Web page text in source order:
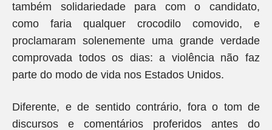
também solidariedade para com o candidato,
como faria qualquer crocodilo comovido, e
proclamaram solenemente uma grande verdade
comprovada todos os dias: a violência não faz
parte do modo de vida nos Estados Unidos.
Diferente, e de sentido contrário, fora o tom de
discursos e comentários proferidos antes do